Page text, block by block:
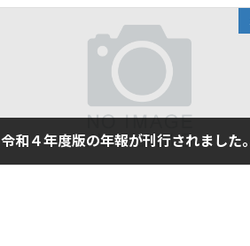
令和４年度版の年報が刊行されました。